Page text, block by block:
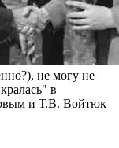
не могу не
в
и Т.В. Войтюк